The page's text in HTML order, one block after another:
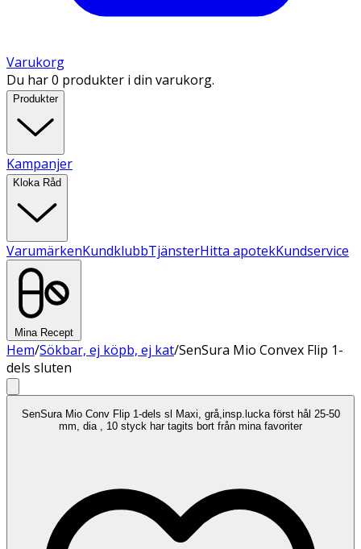
Varukorg
Du har 0 produkter i din varukorg.
Produkter
Kampanjer
Kloka Råd
VarumärkenKundklubbTjänsterHitta apotekKundservice
Mina Recept
Hem/Sökbar, ej köpb, ej kat/SenSura Mio Convex Flip 1-
dels sluten
SenSura Mio Conv Flip 1-dels sl Maxi, grå,insp.lucka först hål 25-50
mm, dia , 10 styck har tagits bort från mina favoriter